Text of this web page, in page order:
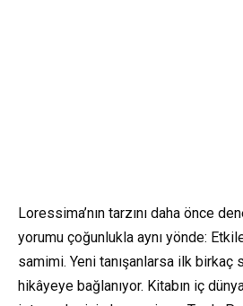
Loressima’nın tarzını daha önce
yorumu çoğunlukla aynı yönde:
samimi. Yeni tanışanlarsa ilk birkaç
hikâyeye bağlanıyor. Kitabın iç